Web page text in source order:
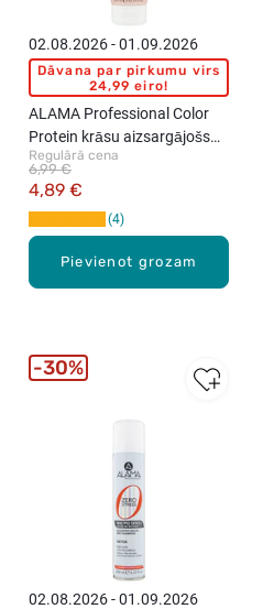
Pievienot grozam
02.08.2026 - 01.09.2026
Dāvana par pirkumu virs
24,99 eiro!
ALAMA Professional Color
Protein krāsu aizsargājošs
kondicionieris, 300ml
Regulārā cena
4,89 €
6,99 €
4
02.08.2026 - 01.09.2026
30%